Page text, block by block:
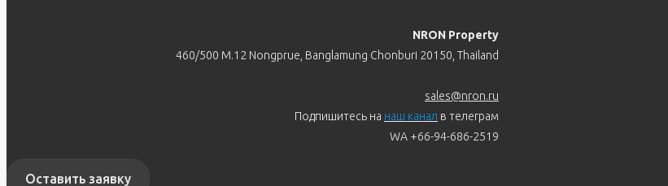
NRON Property
460/500 M.12 Nongprue, Banglamung Chonburi 20150, Thailand
sales@nron.ru
Подпишитесь на наш канал в телеграм
WA +66-94-686-2519
Оставить заявку